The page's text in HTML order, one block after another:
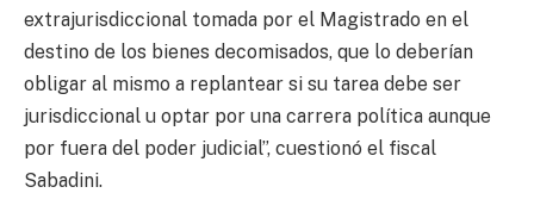
extrajurisdiccional tomada por el Magistrado en el
destino de los bienes decomisados, que lo deberían
obligar al mismo a replantear si su tarea debe ser
jurisdiccional u optar por una carrera política aunque
por fuera del poder judicial”, cuestionó el fiscal
Sabadini.